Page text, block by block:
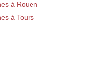
à Rouen
à Tours